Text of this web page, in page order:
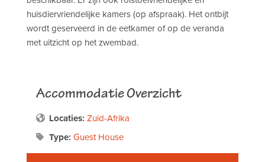
huisdiervriendelijke kamers (op afspraak). Het ontbijt
wordt geserveerd in de eetkamer of op de veranda
met uitzicht op het zwembad.
Accommodatie Overzicht
Locaties: Zuid-Afrika
Type: Guest House